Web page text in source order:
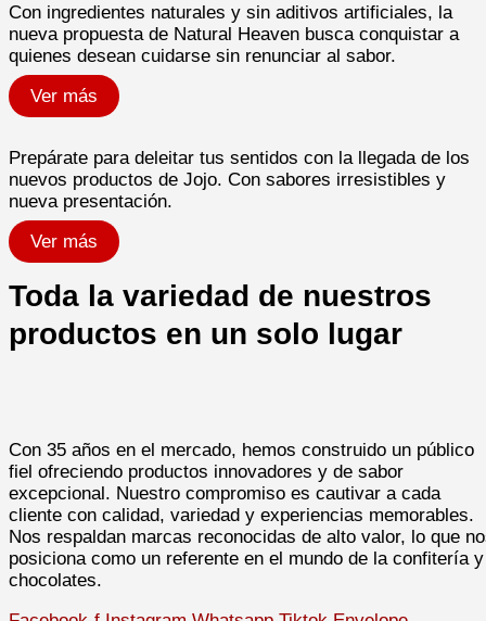
Con ingredientes naturales y sin aditivos artificiales, la
nueva propuesta de Natural Heaven busca conquistar a
quienes desean cuidarse sin renunciar al sabor.
Ver más
Prepárate para deleitar tus sentidos con la llegada de los
nuevos productos de Jojo. Con sabores irresistibles y
nueva presentación.
Ver más
Toda la variedad de nuestros
productos en un solo lugar
Con 35 años en el mercado, hemos construido un público
fiel ofreciendo productos innovadores y de sabor
excepcional. Nuestro compromiso es cautivar a cada
cliente con calidad, variedad y experiencias memorables.
Nos respaldan marcas reconocidas de alto valor, lo que
posiciona como un referente en el mundo de la confitería y
chocolates.